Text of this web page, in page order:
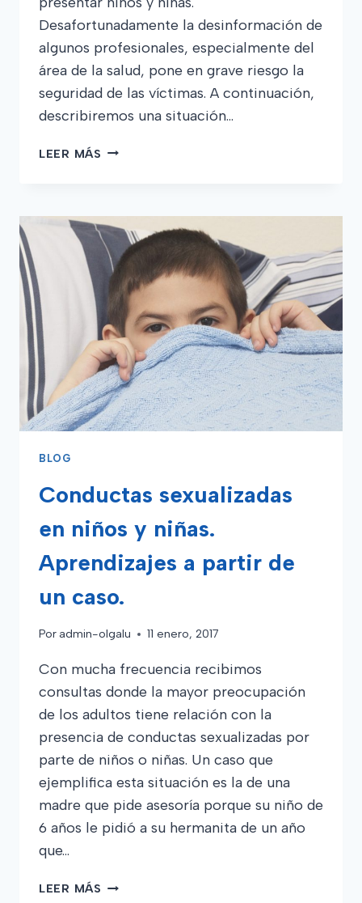
Desafortunadamente la desinformación de
algunos profesionales, especialmente del
área de la salud, pone en grave riesgo la
seguridad de las víctimas. A continuación,
describiremos una situación…
LEER MÁS INDICADORES
SEXUAL
EN
NIÑOS
Y
NIÑAS
BLOG
Conductas sexualizadas
en niños y niñas.
Aprendizajes a partir de
un caso.
Por admin-olgalu 11 enero, 2017
Con mucha frecuencia recibimos
consultas donde la mayor preocupación
de los adultos tiene relación con la
presencia de conductas sexualizadas por
parte de niños o niñas. Un caso que
ejemplifica esta situación es la de una
madre que pide asesoría porque su niño de
6 años le pidió a su hermanita de un año
que…
LEER MÁS CONDUCTAS